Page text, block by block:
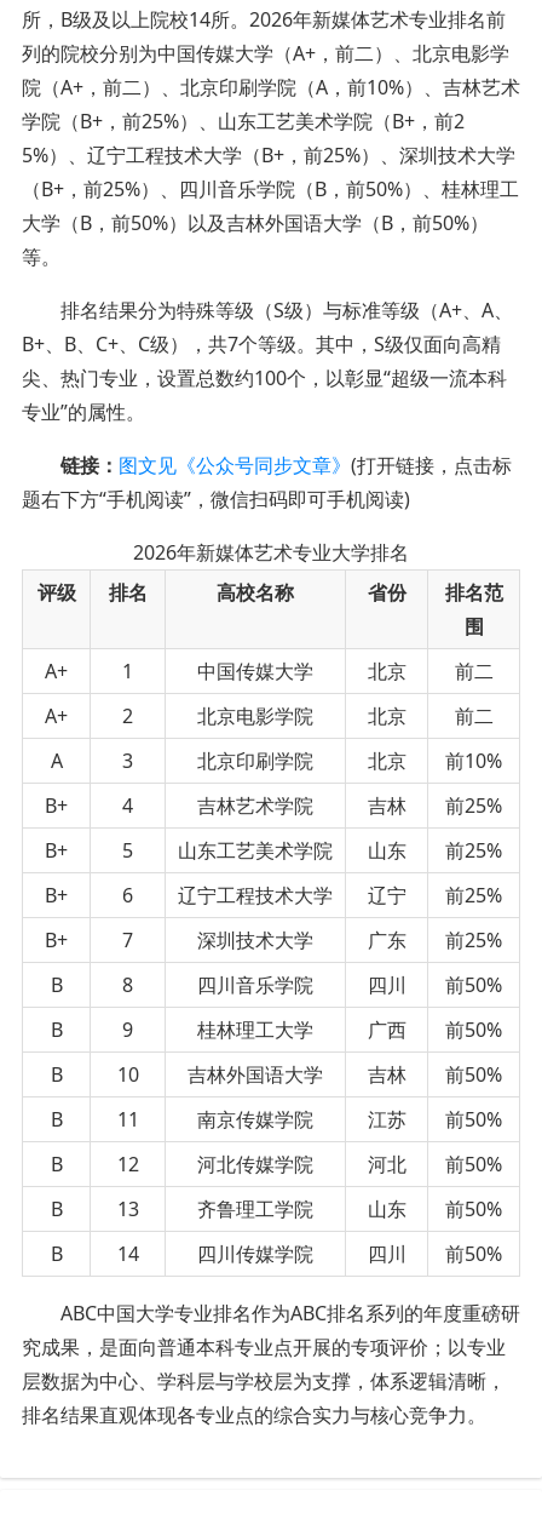
所，B级及以上院校14所。2026年新媒体艺术专业排名前
列的院校分别为中国传媒大学（A+，前二）、北京电影学
院（A+，前二）、北京印刷学院（A，前10%）、吉林艺术
学院（B+，前25%）、山东工艺美术学院（B+，前2
5%）、辽宁工程技术大学（B+，前25%）、深圳技术大学
（B+，前25%）、四川音乐学院（B，前50%）、桂林理工
大学（B，前50%）以及吉林外国语大学（B，前50%）
等。
排名结果分为特殊等级（S级）与标准等级（A+、A、
B+、B、C+、C级），共7个等级。其中，S级仅面向高精
尖、热门专业，设置总数约100个，以彰显“超级一流本科
专业”的属性。
链接： 图文见《公众号同步文章》 (打开链接，点击标
题右下方“手机阅读”，微信扫码即可手机阅读)
2026年新媒体艺术专业大学排名
评级
排名 高校名称 省份
排名范
围
A+
1 中国传媒大学 北京
前二
A+
2 北京电影学院 北京
前二
A
3 北京印刷学院 北京
前10%
B+
4 吉林艺术学院 吉林
前25%
B+
5 山东工艺美术学院 山东
前25%
B+
6 辽宁工程技术大学 辽宁
前25%
B+
7 深圳技术大学 广东
前25%
B
8 四川音乐学院 四川
前50%
B
9 桂林理工大学 广西
前50%
B
10 吉林外国语大学 吉林
前50%
B
11 南京传媒学院 江苏
前50%
B
12 河北传媒学院 河北
前50%
B
13 齐鲁理工学院 山东
前50%
B
14 四川传媒学院 四川 前50%
ABC中国大学专业排名作为ABC排名系列的年度重磅研
究成果，是面向普通本科专业点开展的专项评价；以专业
层数据为中心、学科层与学校层为支撑，体系逻辑清晰，
排名结果直观体现各专业点的综合实力与核心竞争力。